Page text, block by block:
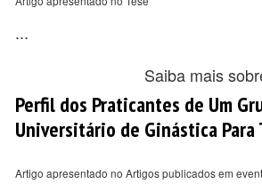
...
Saiba mais
Perfil dos Praticantes de Um
Universitário de Ginástica Para
Artigo apresentado no Artigos publicados em